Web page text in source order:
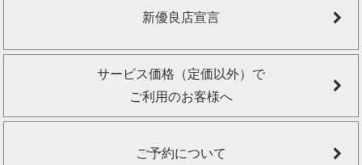
新優良店宣言
サービス価格（定価以外）で
ご利用のお客様へ
ご予約について